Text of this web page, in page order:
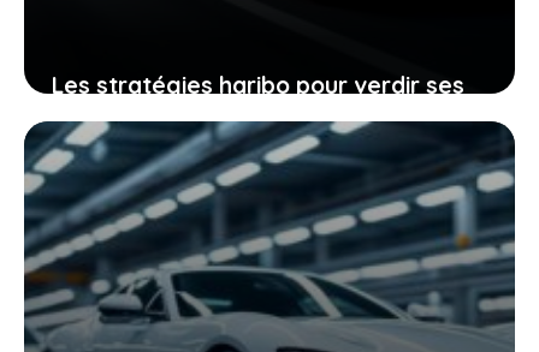
Les stratégies haribo pour verdir ses
transports avec des camions
électriques, un exemple à suivre en
europe
28 juin 2026